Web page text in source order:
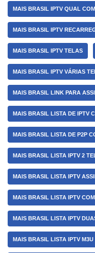
MAIS BRASIL IPTV QUAL
MAIS BRASIL IPTV
MAIS BRASIL IPTV TELAS
MAIS BRASIL IPTV VÁRIAS
MAIS BRASIL LINK PARA
MAIS BRASIL LISTA DE IPTV
MAIS BRASIL LISTA DE P2P
MAIS BRASIL LISTA IPTV 2
MAIS BRASIL LISTA IPTV
MAIS BRASIL LISTA IPTV
MAIS BRASIL LISTA IPTV
MAIS BRASIL LISTA IPTV